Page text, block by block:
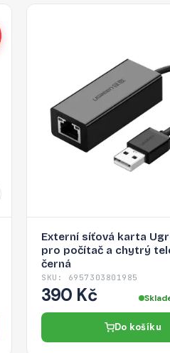
Externí síťová karta
pro počítač a chytrý
černá
SKU: 6957303801985
390 Kč
Do košíku